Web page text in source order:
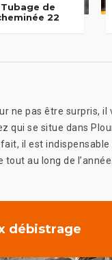
Tubage de
22
ne pas être surpris,
qui se situe dans
il est
au long de
débistrage